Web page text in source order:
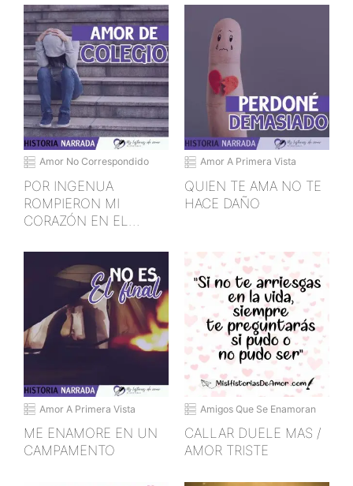
Amor No Correspondido
POR INGENUA
ROMPIERON MI
CORAZÓN EN EL
Amor A Primera Vista
QUIEN TE AMA NO TE
HACE DAÑO
Amor A Primera Vista
ME ENAMORE EN UN
CAMPAMENTO
Amigos Que Se Enamoran
CALLAR DUELE MAS /
AMOR TRISTE